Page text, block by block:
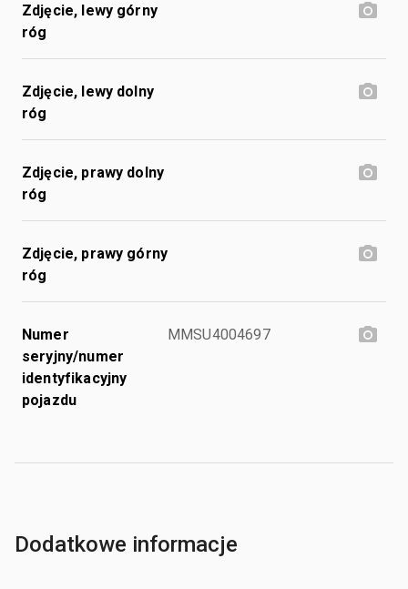
Zdjęcie, lewy górny
róg
Zdjęcie, lewy dolny
róg
Zdjęcie, prawy dolny
róg
Zdjęcie, prawy górny
róg
Numer
seryjny/numer
identyfikacyjny
pojazdu
MMSU4004697
Dodatkowe informacje